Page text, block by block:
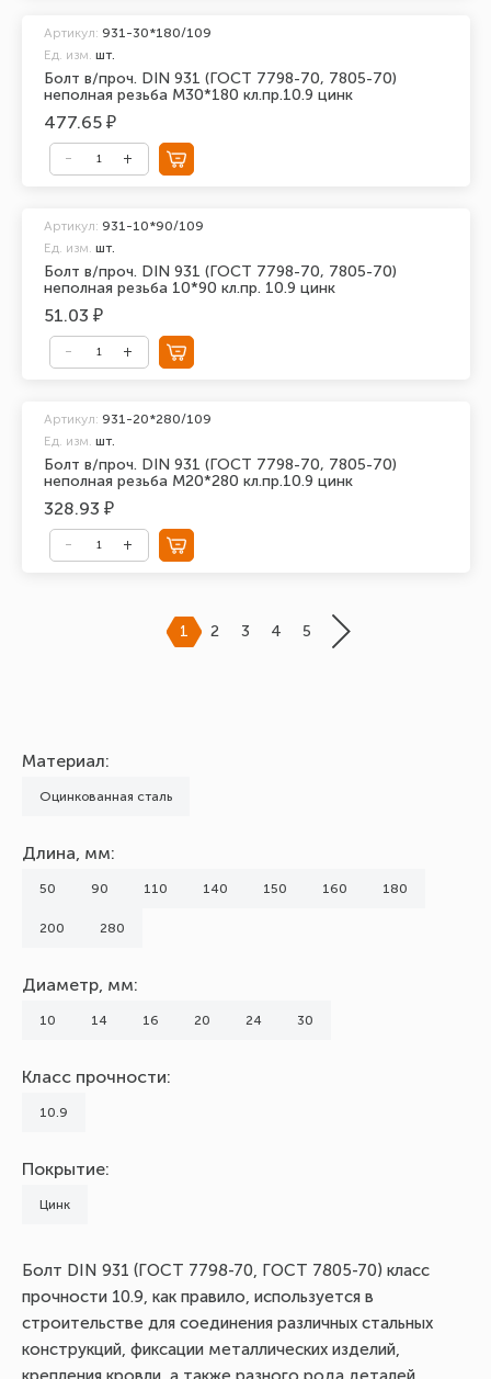
Болт в/проч. DIN 931 (ГОСТ 7798-70, 7805-70)
неполная резьба М30*180 кл.пр.10.9 цинк
Артикул: 931-30*180/109
Ед. изм. шт.
477.65 ₽
Болт в/проч. DIN 931 (ГОСТ 7798-70, 7805-70)
неполная резьба 10*90 кл.пр. 10.9 цинк
Артикул: 931-10*90/109
Ед. изм. шт.
51.03 ₽
Болт в/проч. DIN 931 (ГОСТ 7798-70, 7805-70)
неполная резьба М20*280 кл.пр.10.9 цинк
Артикул: 931-20*280/109
Ед. изм. шт.
328.93 ₽
1 2 3 4 5
Материал:
Оцинкованная сталь
Длина, мм:
50 90 110 140 150 160 180
200 280
Диаметр, мм:
10 14 16 20 24 30
Класс прочности:
10.9
Покрытие:
Цинк
Болт DIN 931 (ГОСТ 7798-70, ГОСТ 7805-70) класс
прочности 10.9, как правило, используется в
строительстве для соединения различных стальных
конструкций, фиксации металлических изделий,